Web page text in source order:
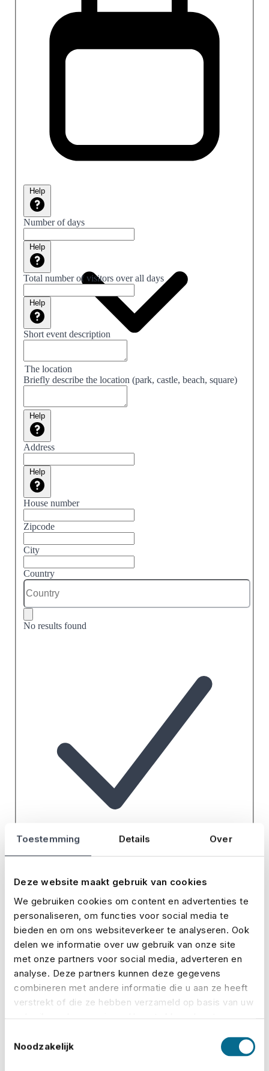
Toestemming Details Over
Deze website maakt gebruik van cookies
We gebruiken cookies om content en advertenties te
personaliseren, om functies voor social media te
bieden en om ons websiteverkeer te analyseren. Ook
delen we informatie over uw gebruik van onze site
met onze partners voor social media, adverteren en
analyse. Deze partners kunnen deze gegevens
combineren met andere informatie die u aan ze heeft
verstrekt of die ze hebben verzameld op basis van uw
Noodzakelijk